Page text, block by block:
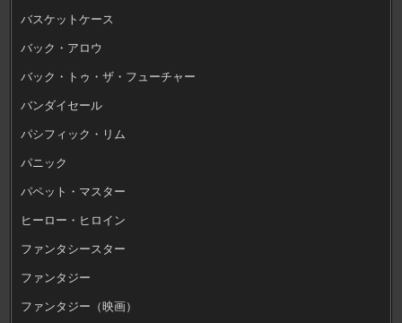
バスケットケース
バック・アロウ
バック・トゥ・ザ・フューチャー
バンダイセール
パシフィック・リム
パニック
パペット・マスター
ヒーロー・ヒロイン
ファンタシースター
ファンタジー
ファンタジー（映画）